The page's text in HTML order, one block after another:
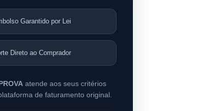
Garantido por Lei
Direto ao Comprador
atende aos seus critérios
de faturamento original.